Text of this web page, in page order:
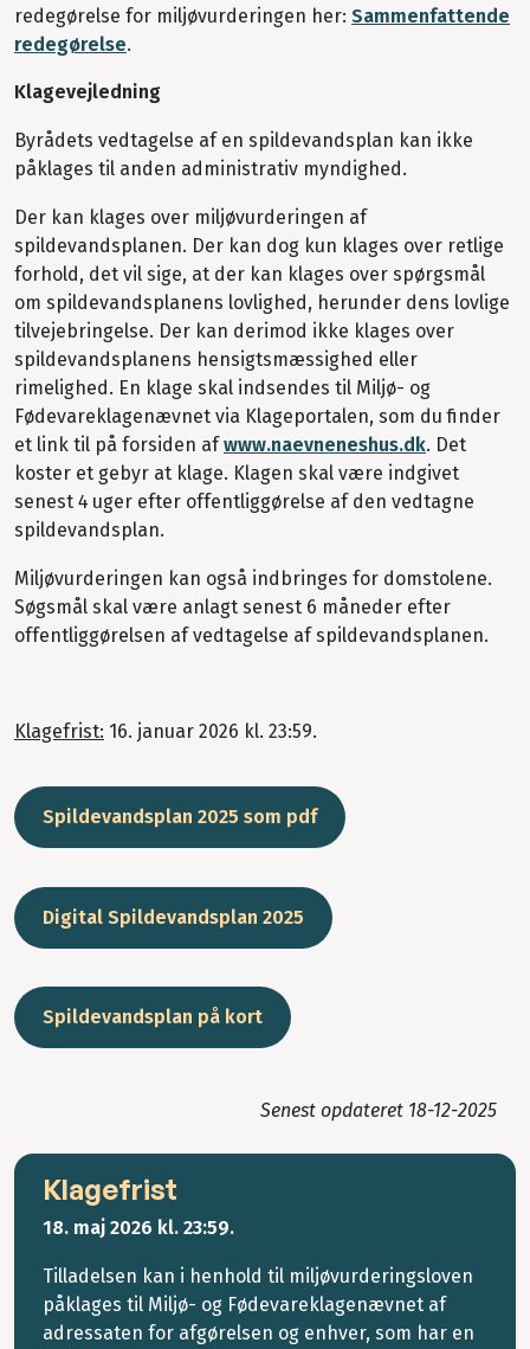
redegørelse for miljøvurderingen her: Sammenfattende
redegørelse.
Klagevejledning
Byrådets vedtagelse af en spildevandsplan kan ikke
påklages til anden administrativ myndighed.
Der kan klages over miljøvurderingen af
spildevandsplanen. Der kan dog kun klages over retlige
forhold, det vil sige, at der kan klages over spørgsmål
om spildevandsplanens lovlighed, herunder dens lovlige
tilvejebringelse. Der kan derimod ikke klages over
spildevandsplanens hensigtsmæssighed eller
rimelighed. En klage skal indsendes til Miljø- og
Fødevareklagenævnet via Klageportalen, som du finder
et link til på forsiden afwww.naevneneshus.dk. Det
koster et gebyr at klage. Klagen skal være indgivet
senest 4 uger efter offentliggørelse af den vedtagne
spildevandsplan.
Miljøvurderingen kan også indbringes for domstolene.
Søgsmål skal være anlagt senest 6 måneder efter
offentliggørelsen af vedtagelse af spildevandsplanen.
Klagefrist: 16. januar 2026 kl. 23:59.
Spildevandsplan 2025 som pdf
Digital Spildevandsplan 2025
Spildevandsplan på kort
Senest opdateret 18-12-2025
Klagefrist
18. maj 2026 kl. 23:59.
Tilladelsen kan i henhold til miljøvurderingsloven
påklages til Miljø- og Fødevareklagenævnet af
adressaten for afgørelsen og enhver, som har en